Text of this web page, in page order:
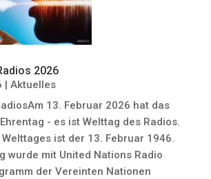
2026
Aktuelles
13. Februar 2026 hat das
- es ist Welttag des Radios.
ist der 13. Februar 1946.
wurde mit United Nations Radio
der Vereinten Nationen